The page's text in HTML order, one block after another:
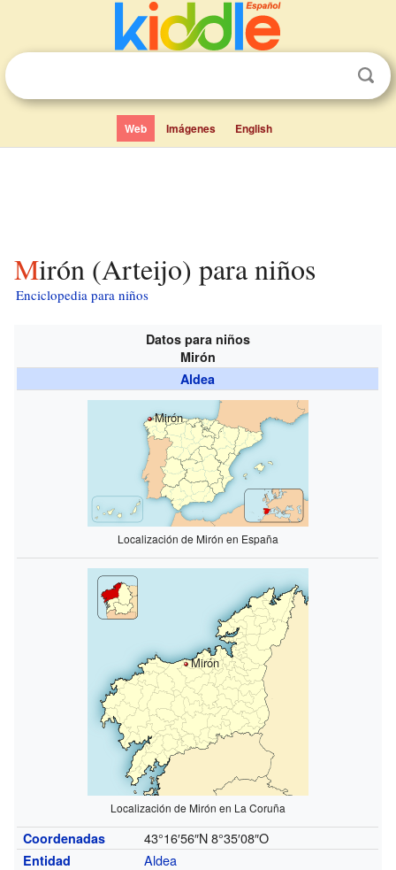
Web Imágenes English
Mirón (Arteijo) para niños
Enciclopedia para niños
Datos para niños
Mirón
Aldea
Mirón
Localización de Mirón en España
Mirón
Localización de Mirón en La Coruña
Coordenadas 43°16′56″N 8°35′08″O
Entidad
Aldea